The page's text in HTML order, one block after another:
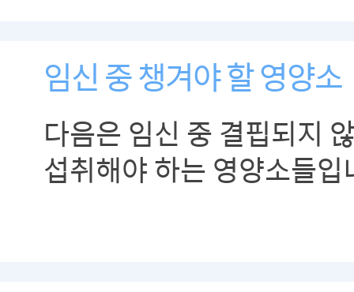
임신 중 챙겨야 할 영양소
다음은 임신 중 결핍되지
섭취해야 하는 영양소들입